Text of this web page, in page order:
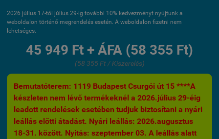
2026 július 17-től július 29-ig további 10% kedvezményt nyújtunk a
weboldalon történő megrendelés esetén. A weboldalon fizetni nem
lehetséges.
45 949 Ft + ÁFA (58 355 Ft)
(58 355 Ft / Kiszerelés)
Bemutatóterem: 1119 Budapest Csurgói út 15 ****A
készleten nem lévő termékeknél a 2026.július 29-éig
leadott rendelések esetében tudjuk biztosítani a nyári
leállás előtti átadást. Nyári leállás: 2026.augusztus
18-31. között. Nyitás: szeptember 03. A leállás alatt